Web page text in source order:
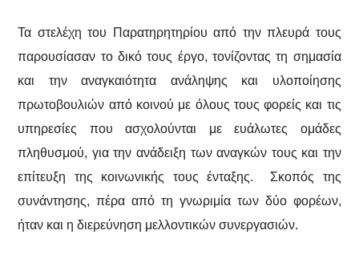
Τα στελέχη του Παρατηρητηρίου από την πλευρά τους
παρουσίασαν το δικό τους έργο, τονίζοντας τη σημασία
και την αναγκαιότητα ανάληψης και υλοποίησης
πρωτοβουλιών από κοινού με όλους τους φορείς και τις
υπηρεσίες που ασχολούνται με ευάλωτες ομάδες
πληθυσμού, για την ανάδειξη των αναγκών τους και την
επίτευξη της κοινωνικής τους ένταξης. Σκοπός της
συνάντησης, πέρα από τη γνωριμία των δύο φορέων,
ήταν και η διερεύνηση μελλοντικών συνεργασιών.